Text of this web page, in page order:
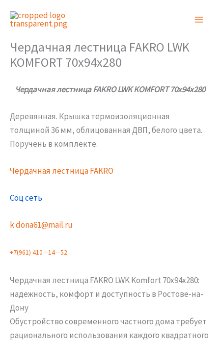
Чердачная лестница FAKRO LWK
KOMFORT 70х94х280
Чердачная лестница FAKRO LWK KOMFORT 70х94х280
Деревянная. Крышка термоизоляционная
толщиной 36 мм, облицованная ДВП, белого цвета.
Поручень в комплекте.
Чердачная лестница FAKRO
Соц сеть
k.dona61@mail.ru
+7(961) 410—14—52
Чердачная лестница FAKRO LWK Komfort 70х94х280:
надежность, комфорт и доступность в Ростове-на-
Дону
Обустройство современного частного дома требует
рационального использования каждого квадратного